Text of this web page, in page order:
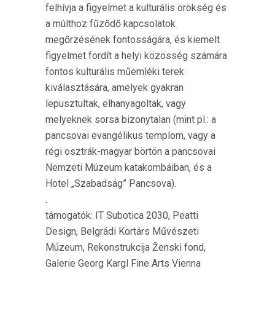
felhívja a figyelmet a kulturális örökség és
a múlthoz fűződő kapcsolatok
megőrzésének fontosságára, és kiemelt
figyelmet fordít a helyi közösség számára
fontos kulturális műemléki terek
kiválasztására, amelyek gyakran
lepusztultak, elhanyagoltak, vagy
melyeknek sorsa bizonytalan (mint pl.: a
pancsovai evangélikus templom, vagy a
régi osztrák-magyar börtön a pancsovai
Nemzeti Múzeum katakombáiban, és a
Hotel „Szabadság” Pancsova).
.
támogatók: IT Subotica 2030, Peatti
Design, Belgrádi Kortárs Művészeti
Múzeum, Rekonstrukcija Ženski fond,
Galerie Georg Kargl Fine Arts Vienna